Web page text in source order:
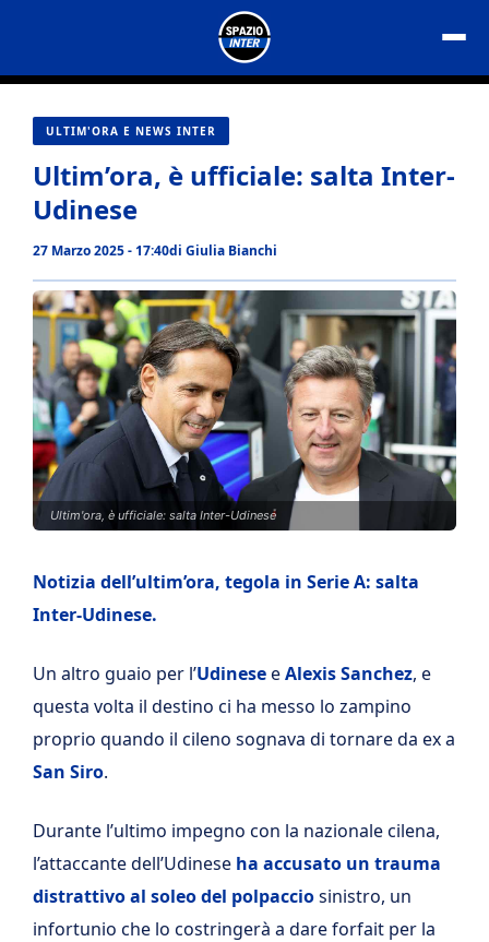
contenuto
ULTIM'ORA E NEWS INTER
Ultim’ora, è ufficiale: salta Inter-
Udinese
27 Marzo 2025 - 17:40di Giulia Bianchi
Ultim'ora, è ufficiale: salta Inter-Udinese
Notizia dell’ultim’ora, tegola in Serie A: salta
Inter-Udinese.
Un altro guaio per l’UdineseeAlexis Sanchez, e
questa volta il destino ci ha messo lo zampino
proprio quando il cileno sognava di tornare da ex a
San Siro.
Durante l’ultimo impegno con la nazionale cilena,
l’attaccante dell’Udinese ha accusato un trauma
distrattivo al soleo del polpacciosinistro, un
infortunio che lo costringerà a dare forfait per la